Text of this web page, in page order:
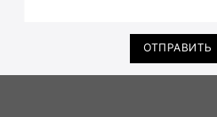
ОТПРАВИТЬ